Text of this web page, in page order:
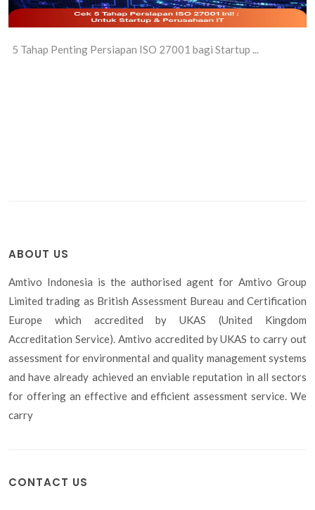
5 Tahap Penting Persiapan ISO 27001 bagi Startup ...
ABOUT US
Amtivo Indonesia is the authorised agent for Amtivo Group
Limited trading as British Assessment Bureau and Certification
Europe which accredited by UKAS (United Kingdom
Accreditation Service). Amtivo accredited by UKAS to carry out
assessment for environmental and quality management systems
and have already achieved an enviable reputation in all sectors
for offering an effective and efficient assessment service. We
carry
CONTACT US